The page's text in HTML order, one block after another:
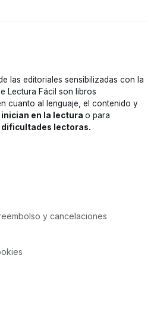
las editoriales sensibilizadas con la
Lectura Fácil son libros
cuanto al lenguaje, el contenido y
inician en la lectura o para
dificultades lectoras.
y cancelaciones